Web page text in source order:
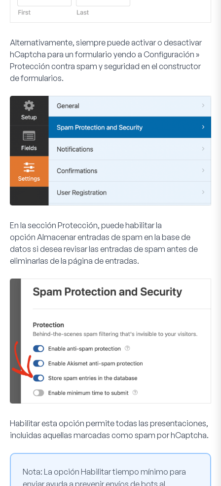
Alternativamente, siempre puede activar o desactivar
hCaptcha para un formulario yendo a Configuración »
Protección contra spam y seguridad en el constructor
de formularios.
En la sección Protección, puede habilitar la
opción Almacenar entradas de spam en la base de
datos si desea revisar las entradas de spam antes de
eliminarlas de la página de entradas.
Habilitar esta opción permite todas las presentaciones,
incluidas aquellas marcadas como spam por hCaptcha.
Nota: La opción Habilitar tiempo mínimo para